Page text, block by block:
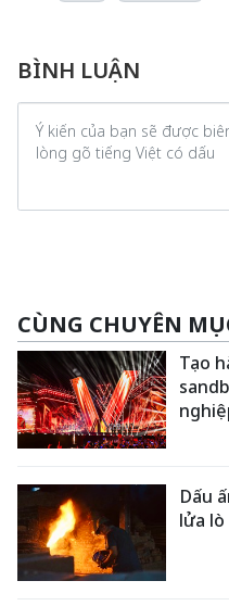
BÌNH LUẬN
CÙNG CHUYÊN
Tạo
Dấu
lửa